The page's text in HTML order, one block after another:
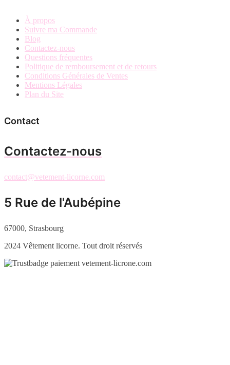
À propos
Suivre ma Commande
Blog
Contactez-nous
Questions fréquentes
Politique de remboursement et de retours
Conditions Générales de Ventes
Mentions Légales
Plan du Site
Contact
Contactez-nous
contact@vetement-licorne.com
5 Rue de l'Aubépine
67000, Strasbourg
2024 Vêtement licorne. Tout droit réservés